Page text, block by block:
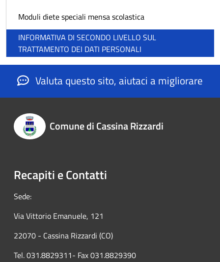
Moduli diete speciali mensa scolastica
INFORMATIVA DI SECONDO LIVELLO SUL
TRATTAMENTO DEI DATI PERSONALI
Valuta questo sito, aiutaci a migliorare
Comune di Cassina Rizzardi
Recapiti e Contatti
Sede:
Via Vittorio Emanuele, 121
22070 - Cassina Rizzardi (CO)
Tel. 031.8829311- Fax 031.8829390